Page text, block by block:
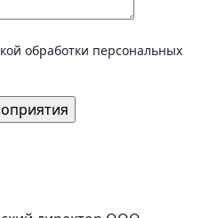
обработки персональных